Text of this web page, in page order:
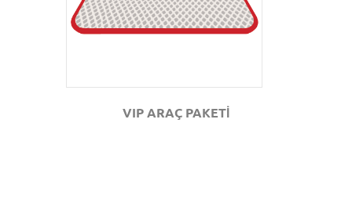
VIP ARAÇ PAKETİ